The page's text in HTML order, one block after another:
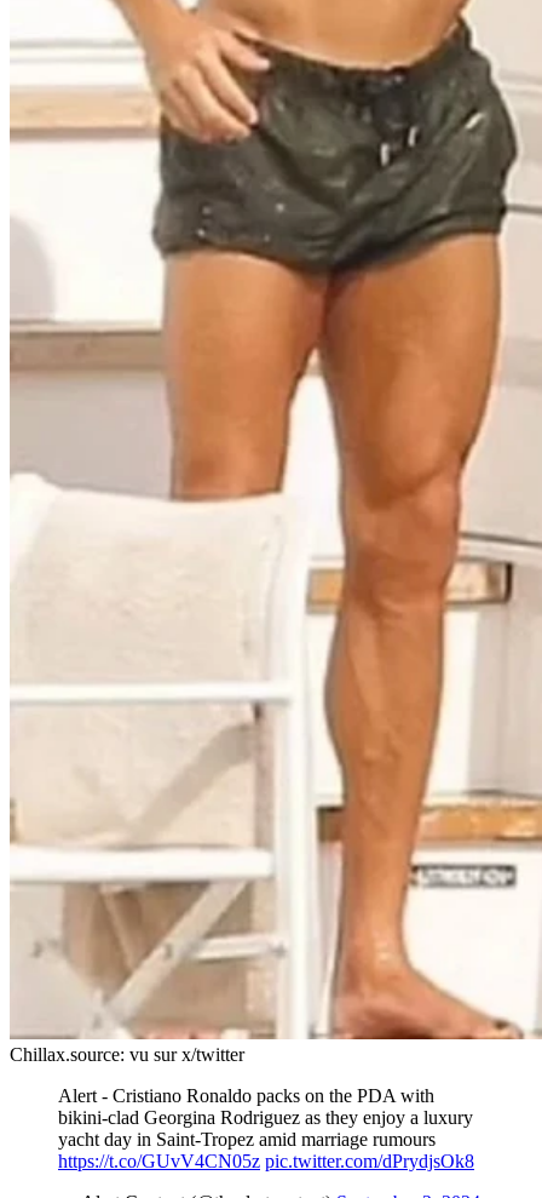
Chillax.source: vu sur x/twitter
Alert - Cristiano Ronaldo packs on the PDA with
bikini-clad Georgina Rodriguez as they enjoy a luxury
yacht day in Saint-Tropez amid marriage rumours
https://t.co/GUvV4CN05z pic.twitter.com/dPrydjsOk8